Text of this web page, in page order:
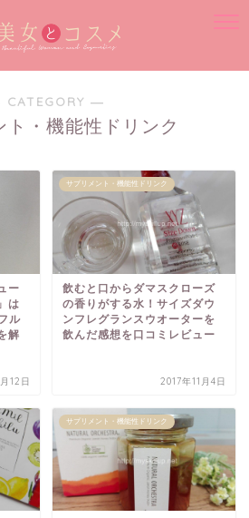
―
ト・機能性ドリンク
ー
は
ル
解
12日
サプリメント・機能性ドリンク
飲むと口からダマスクローズ
の香りがする水！サイズダウ
ンフレグランスウオーターを
飲んだ感想を口コミレビュー
2017年11月4日
サプリメント・機能性ドリンク